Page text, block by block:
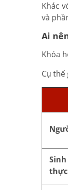
Khác
và
Ai
Khóa
Cụ thể